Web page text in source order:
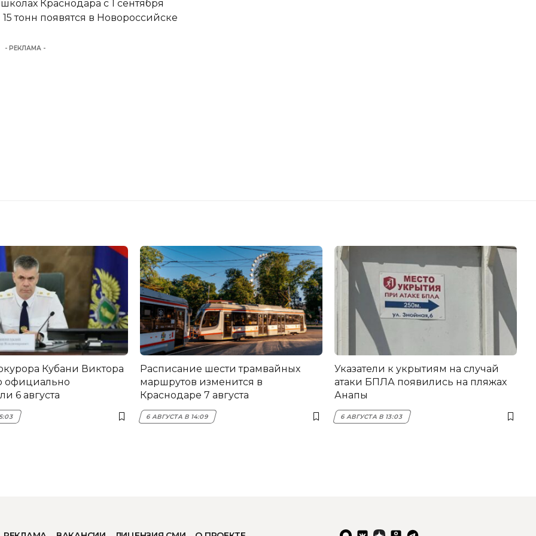
Краснодара с 1 сентября
тонн появятся в Новороссийске
- РЕКЛАМА -
Кубани Виктора
официально
6 августа
Расписание шести трамвайных
маршрутов изменится в
Краснодаре 7 августа
6 АВГУСТА В 14:09
Указатели к укрытиям на случай
атаки БПЛА появились на пляжах
Анапы
6 АВГУСТА В 13:03